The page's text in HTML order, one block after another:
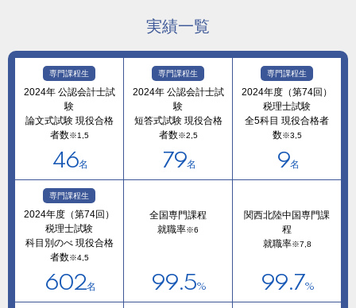
実績一覧
専門課程生
2024年 公認会計士試
験
論文式試験 現役合格
者数※1,5
46名
専門課程生
2024年 公認会計士試
験
短答式試験 現役合格
者数※2,5
79名
専門課程生
2024年度（第74回）
税理士試験
全5科目 現役合格者
数※3,5
9名
専門課程生
2024年度（第74回）
税理士試験
科目別のべ 現役合格
者数※4,5
602名
全国専門課程
就職率※6
99.5%
関西北陸中国専門課
程
就職率※7,8
99.7%